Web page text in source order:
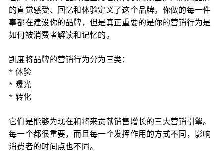
的直觉感受、回忆和体验定义了这个品牌。你做的每一件
事都在建设你的品牌，但是真正重要的是你的营销行为是
如何被消费者解读和记忆的。
凯度将品牌的营销行为分为三类：
* 体验
* 曝光
* 转化
它们是能够为现在和将来贡献销售增长的三大营销引擎。
每一个都很重要，而且每一个发挥作用的方式不同，影响
消费者的时间点也不同。